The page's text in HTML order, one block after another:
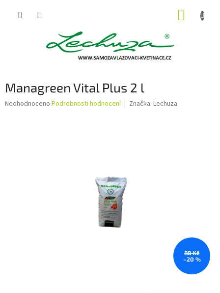
Managreen Vital Plus 2 l
Průměrné
Neohodnoceno Podrobnosti hodnocení Značka: Lechuza
88 Kč
–20 %